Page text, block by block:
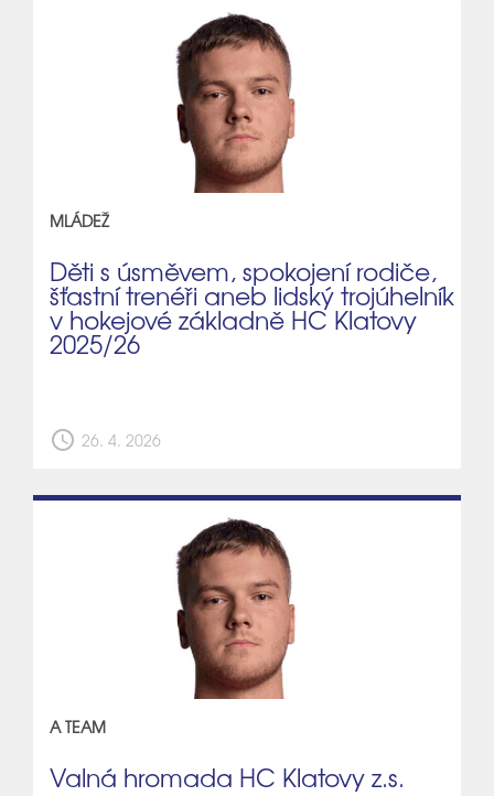
MLÁDEŽ
Děti s úsměvem, spokojení rodiče,
šťastní trenéři aneb lidský trojúhelník
v hokejové základně HC Klatovy
2025/26
schedule 26. 4. 2026
A TEAM
Valná hromada HC Klatovy z.s.